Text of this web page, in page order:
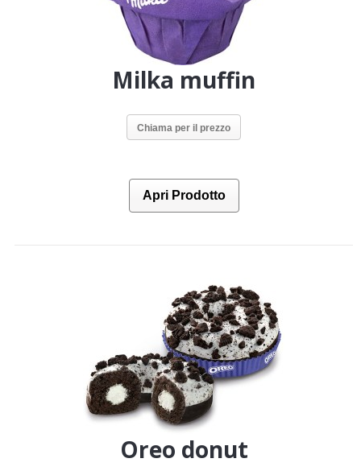
Milka muffin
Chiama per il prezzo
Apri Prodotto
Oreo donut